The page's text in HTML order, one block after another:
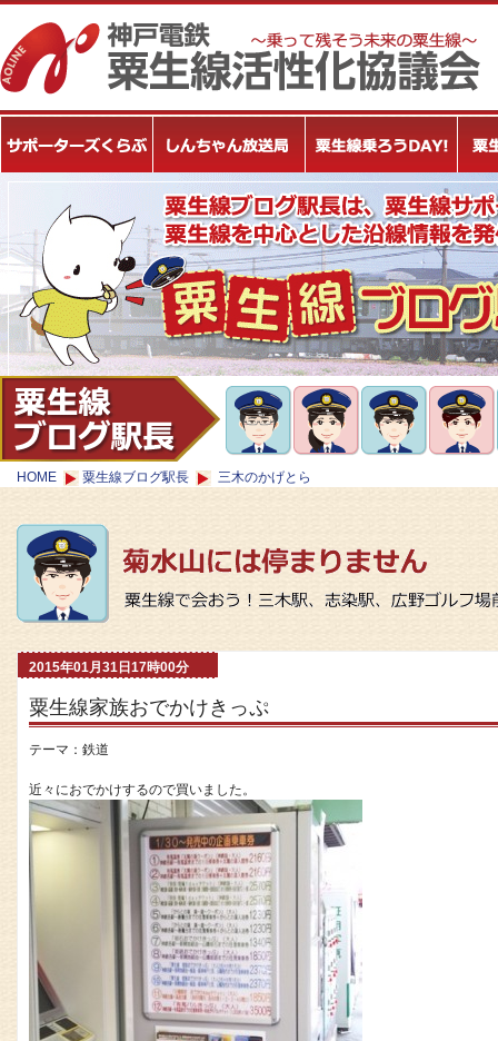
HOME 粟生線ブログ駅長 三木のかげとら
2015年01月31日17時00分
粟生線家族おでかけきっぷ
テーマ： 鉄道
近々におでかけするので買いました。